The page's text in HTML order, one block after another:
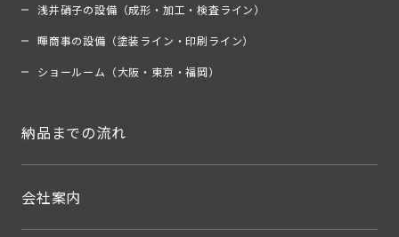
浅井硝子の設備（成形・加工・検査ライン）
暉商事の設備（塗装ライン・印刷ライン）
ショールーム（大阪・東京・福岡）
納品までの流れ
会社案内